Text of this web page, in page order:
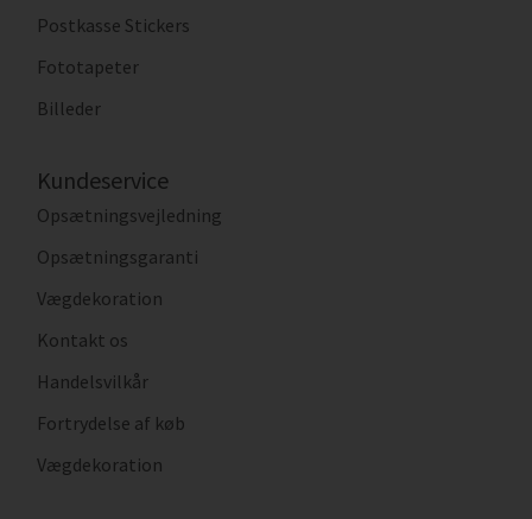
Postkasse Stickers
Fototapeter
Billeder
Kundeservice
Opsætningsvejledning
Opsætningsgaranti
Vægdekoration
Kontakt os
Handelsvilkår
Fortrydelse af køb
Vægdekoration